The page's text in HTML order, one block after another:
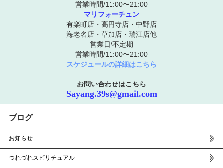
営業時間/11:00〜21:00
マリフォーチュン
有楽町店・高円寺店・中野店
海老名店・草加店・瑞江店他
営業日/不定期
営業時間/11:00〜21:00
スケジュールの詳細はこちら
お問い合わせはこちら
Sayang.39s@gmail.com
ブログ
お知らせ
つれづれスピリチュアル